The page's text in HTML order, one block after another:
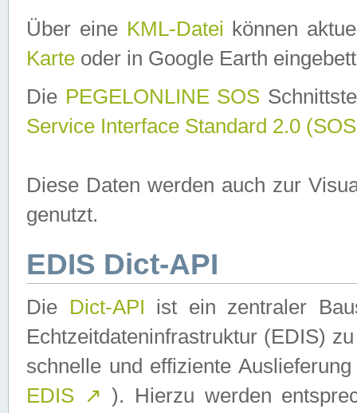
Über eine KML-Datei können
Karte oder in Google Earth
Die PEGELONLINE SOS
Service Interface Standard 2.0
Diese Daten werden auch zur
genutzt.
EDIS Dict-API
Die Dict-API ist ein zentraler
Echtzeitdateninfrastruktur (EDIS)
schnelle und effiziente
EDIS ↗ ). Hierzu werden